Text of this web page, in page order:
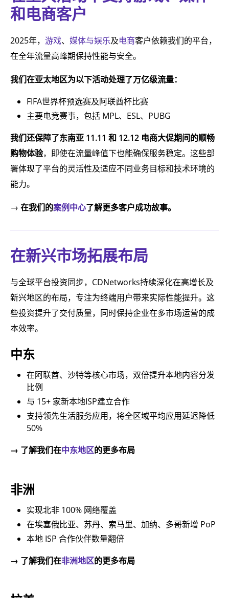
和电商客户
2025年， 游戏、 媒体与娱乐及电商客户依赖我们的平台，
在全年流量高峰期保持性能与安全。
我们在亚太地区为以下活动处理了万亿级流量：
FIFA世界杯预选赛及阿联酋杯比赛
主要电竞赛事，包括 MPL、ESL、PUBG
我们还保障了东南亚 11.11 和 12.12 电商大促期间的顺畅
购物体验，即使在流量峰值下也能确保服务稳定。这些部
署体现了平台的灵活性及适应不同业务目标和技术环境的
能力。
→ 在我们的案例中心了解更多客户成功故事。
在新兴市场拓展布局
与全球平台投资同步，CDNetworks持续深化在高增长及
新兴地区的布局，专注为终端用户带来实际性能提升。这
些投资提升了交付质量，同时保持企业在多市场运营的成
本效率。
中东
在阿联酋、沙特等核心市场，双倍提升本地内容分发
比例
与 15+ 家新本地ISP建立合作
支持领先生活服务应用，将全区域平均应用延迟降低
50%
→ 了解我们在中东地区的更多布局
非洲
实现北非 100% 网络覆盖
在埃塞俄比亚、苏丹、索马里、加纳、多哥新增 PoP
本地 ISP 合作伙伴数量翻倍
→ 了解我们在非洲地区的更多布局